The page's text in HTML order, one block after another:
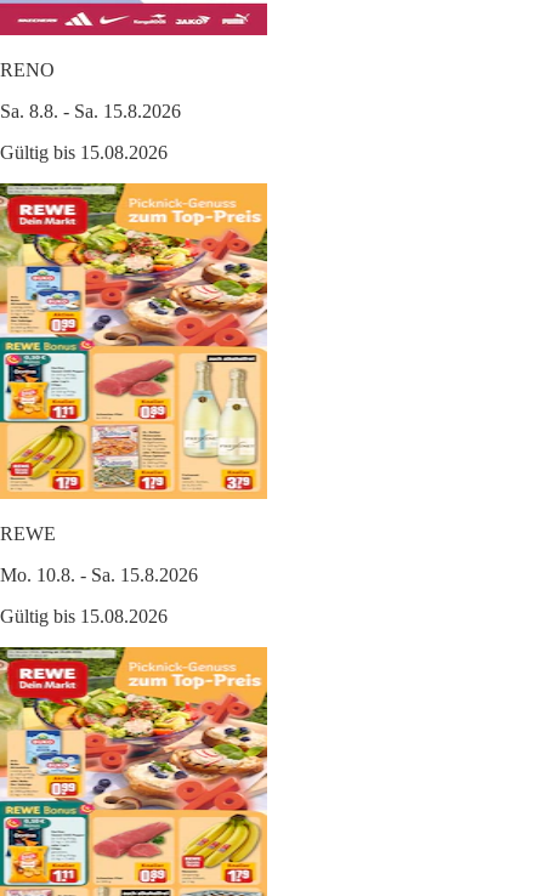
RENO
Sa. 8.8. - Sa. 15.8.2026
Gültig bis 15.08.2026
REWE
Mo. 10.8. - Sa. 15.8.2026
Gültig bis 15.08.2026